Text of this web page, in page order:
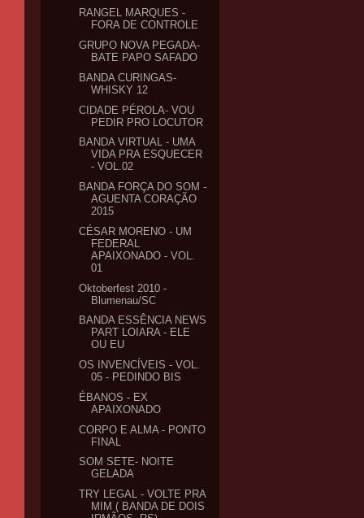
RANGEL MARQUES -
FORA DE CONTROLE
GRUPO NOVA PEGADA-
BATE PAPO SAFADO
BANDA CURINGAS-
WHISKY 12
CIDADE PÉROLA- VOU
PEDIR PRO LOCUTOR
BANDA VIRTUAL - UMA
VIDA PRA ESQUECER
- VOL.02
BANDA FORÇA DO SOM -
AGUENTA CORAÇÃO
2015
CÉSAR MORENO - UM
FEDERAL
APAIXONADO - VOL.
01
Oktoberfest 2010 -
Blumenau/SC
BANDA ESSÊNCIA NEWS
PART LOIARA - ELE
OU EU
OS INVENCÍVEIS - VOL.
05 - PEDINDO BIS
ÉBANOS - EX
APAIXONADO
CORPO E ALMA - PONTO
FINAL
SOM SETE- NOITE
GELADA
TRY LEGAL - VOLTE PRA
MIM ( BANDA DE DOIS